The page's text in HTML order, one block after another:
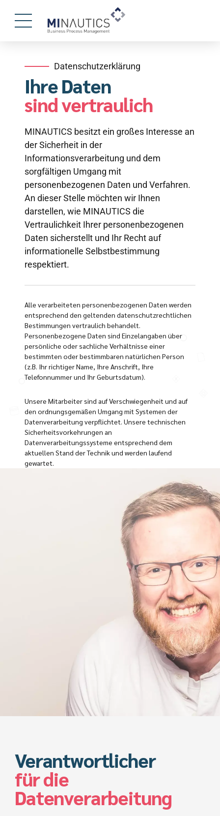
Datenschutzerklärung
Ihre Daten
sind vertraulich
MINAUTICS besitzt ein großes Interesse an
der Sicherheit in der
Informationsverarbeitung und dem
sorgfältigen Umgang mit
personenbezogenen Daten und Verfahren.
An dieser Stelle möchten wir Ihnen
darstellen, wie MINAUTICS die
Vertraulichkeit Ihrer personenbezogenen
Daten sicherstellt und Ihr Recht auf
informationelle Selbstbestimmung
respektiert.
Alle verarbeiteten personenbezogenen Daten werden
entsprechend den geltenden datenschutzrechtlichen
Bestimmungen vertraulich behandelt.
Personenbezogene Daten sind Einzelangaben über
persönliche oder sachliche Verhältnisse einer
bestimmten oder bestimmbaren natürlichen Person
(z.B. Ihr richtiger Name, Ihre Anschrift, Ihre
Telefonnummer und Ihr Geburtsdatum).
Unsere Mitarbeiter sind auf Verschwiegenheit und auf
den ordnungsgemäßen Umgang mit Systemen der
Datenverarbeitung verpflichtet. Unsere technischen
Sicherheitsvorkehrungen an
Datenverarbeitungssysteme entsprechend dem
aktuellen Stand der Technik und werden laufend
gewartet.
Verantwortlicher
für die
Datenverarbeitung